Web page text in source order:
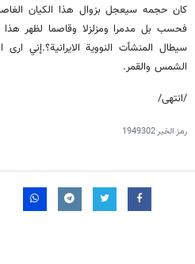
كان حجمه سيعجل بزوال هذا الكيان
فحسب بل مدمرا ومزلزلا وقاصما لظهر هذا
سيطال المنشأت النووية الايرانية؟.إني
الشمس والقمر.
/انتهى/
رمز الخبر1949302